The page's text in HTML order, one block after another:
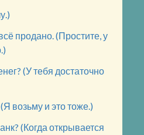
продано. (Простите, у
(У тебя достаточно
возьму и это тоже.)
(Когда открывается